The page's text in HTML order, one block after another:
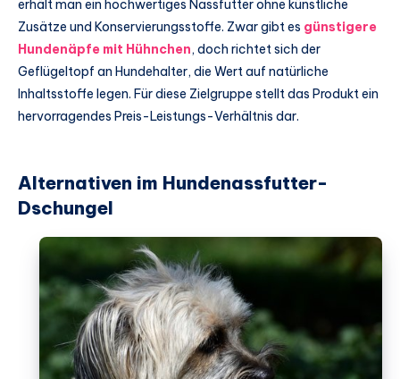
erhält man ein hochwertiges Nassfutter ohne künstliche
Zusätze und Konservierungsstoffe. Zwar gibt es günstigere
Hundenäpfe mit Hühnchen, doch richtet sich der
Geflügeltopf an Hundehalter, die Wert auf natürliche
Inhaltsstoffe legen. Für diese Zielgruppe stellt das Produkt ein
hervorragendes Preis-Leistungs-Verhältnis dar.
Alternativen im Hundenassfutter-
Dschungel